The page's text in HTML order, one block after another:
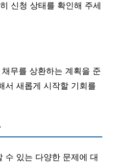
신청 상태를 확인해 주세
무를 상환하는 계획을 준
서 새롭게 시작할 기회를
수 있는 다양한 문제에 대